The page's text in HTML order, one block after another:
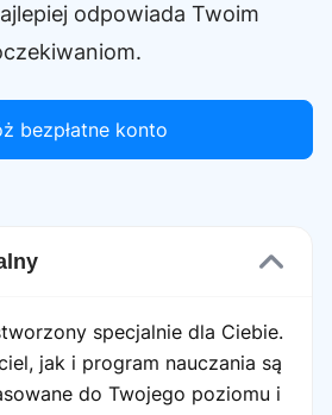
odpowiada Twoim
bezpłatne konto
specjalnie dla Ciebie.
jak i program nauczania są
do Twojego poziomu i